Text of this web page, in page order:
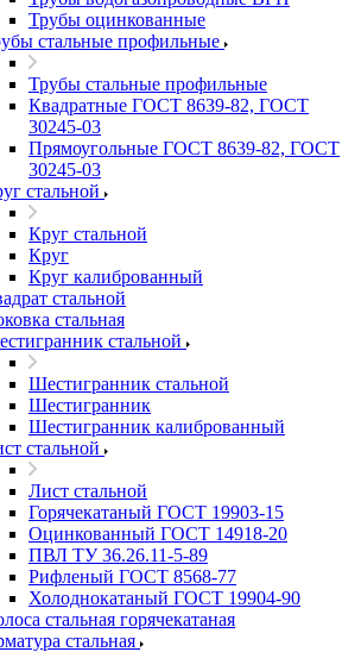
Трубы оцинкованные
стальные профильные
Трубы стальные профильные
Квадратные ГОСТ 8639-82, ГОСТ
30245-03
Прямоугольные ГОСТ 8639-82, ГОСТ
30245-03
стальной
Круг стальной
Круг
Круг калиброванный
стальной
стальная
стальной
Шестигранник стальной
Шестигранник
Шестигранник калиброванный
стальной
Лист стальной
Горячекатаный ГОСТ 19903-15
Оцинкованный ГОСТ 14918-20
ПВЛ ТУ 36.26.11-5-89
Рифленый ГОСТ 8568-77
Холоднокатаный ГОСТ 19904-90
стальная горячекатаная
стальная